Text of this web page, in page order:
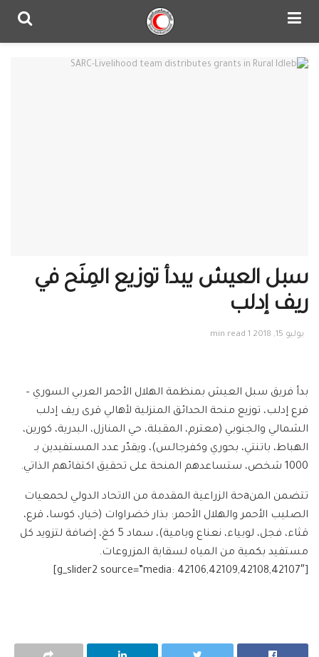
سبل العيش يبدأ توزيع المِنَح في
ريف إدلب
يوليو 15, 2018 1 min read
بدأ فريق سبل العيش بمنظمة الهلال الأحمر العربي السوري –
فرع إدلب، توزيع منحة الحدائق المنزلية لأهالي قرى ريف إدلب
الشمالي والجنوبي (معترم، المقبلة، حي المنازل، البدرية، كورين،
الهباط، باتنتي، بحوري وكفرجالس)، ويقدّر عدد المستفيدين بـ
1000 شخص، ستساعدهم المنحة على تحقيق اكتفائهم الذاتي.
تتضمن المنaحة الزراعية المقدمة من الاتحاد الدولي لحمعيات
الصليب الأحمر والهلال الأحمر: بذار خضراوات (خيار، كوسا، قرع،
قثاء، فجل، لوبياء، نعناع وبامية)،
سماد 5 كغ، إضافة لتزويد كل
مستفيد بكمية من المياه لسقاية المزروعات.
[g_slider2 source=”media: 42106,42109,42108,42107″]